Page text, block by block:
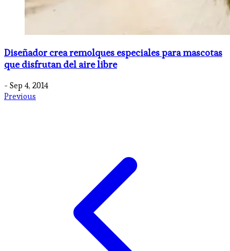
Diseñador crea remolques especiales para mascotas
que disfrutan del aire libre
- Sep 4, 2014
Previous